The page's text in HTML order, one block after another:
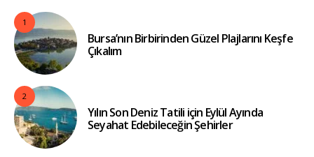
1
Bursa’nın Birbirinden Güzel Plajlarını Keşfe
Çıkalım
2
Yılın Son Deniz Tatili için Eylül Ayında
Seyahat Edebileceğin Şehirler